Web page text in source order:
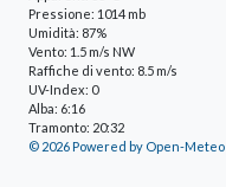
Pressione: 1014 mb
Umidità: 87%
Vento: 1.5 m/s NW
Raffiche di vento: 8.5 m/s
UV-Index: 0
Alba: 6:16
Tramonto: 20:32
© 2026 Powered by Open-Meteo